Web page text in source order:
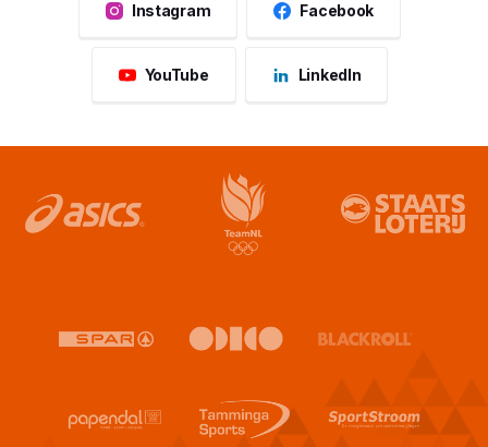
Instagram Facebook
YouTube LinkedIn